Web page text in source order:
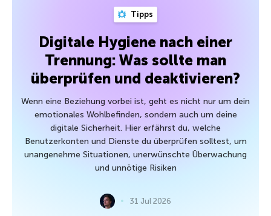
Tipps
Digitale Hygiene nach einer
Trennung: Was sollte man
überprüfen und deaktivieren?
Wenn eine Beziehung vorbei ist, geht es nicht nur um dein
emotionales Wohlbefinden, sondern auch um deine
digitale Sicherheit. Hier erfährst du, welche
Benutzerkonten und Dienste du überprüfen solltest, um
unangenehme Situationen, unerwünschte Überwachung
und unnötige Risiken
31 Jul 2026